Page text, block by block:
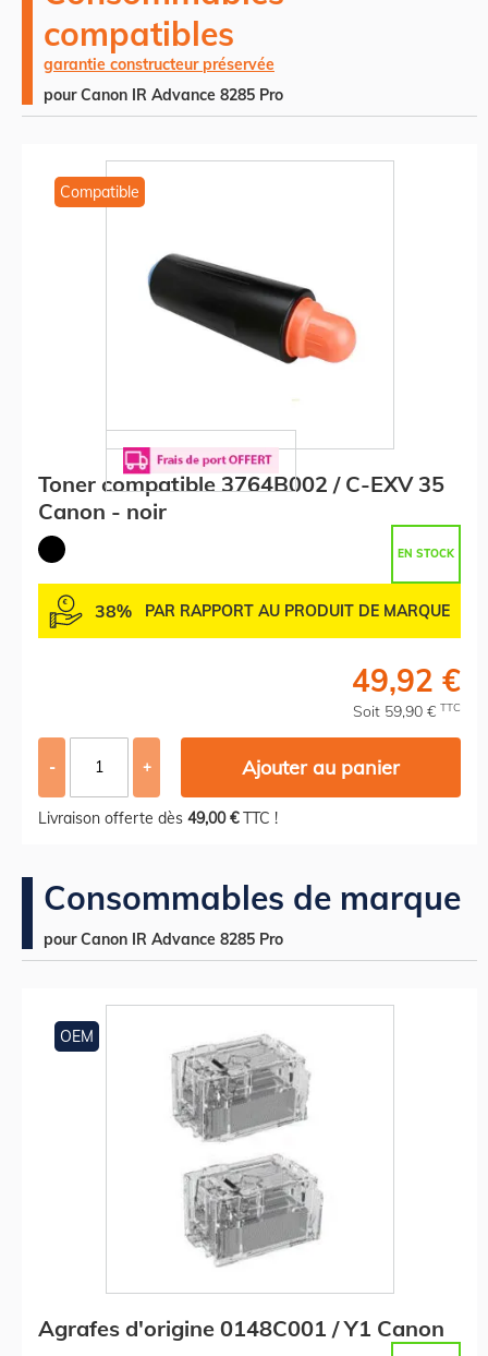
compatibles
garantie constructeur préservée
pour Canon IR Advance 8285 Pro
Compatible
Toner compatible 3764B002 / C-EXV 35
Canon - noir
EN STOCK
38% PAR RAPPORT AU PRODUIT DE MARQUE
49,92 €
Soit 59,90 € TTC
- + Ajouter au panier
Livraison offerte dès 49,00 €TTC !
Consommables de marque
pour Canon IR Advance 8285 Pro
OEM
Agrafes d'origine 0148C001 / Y1 Canon